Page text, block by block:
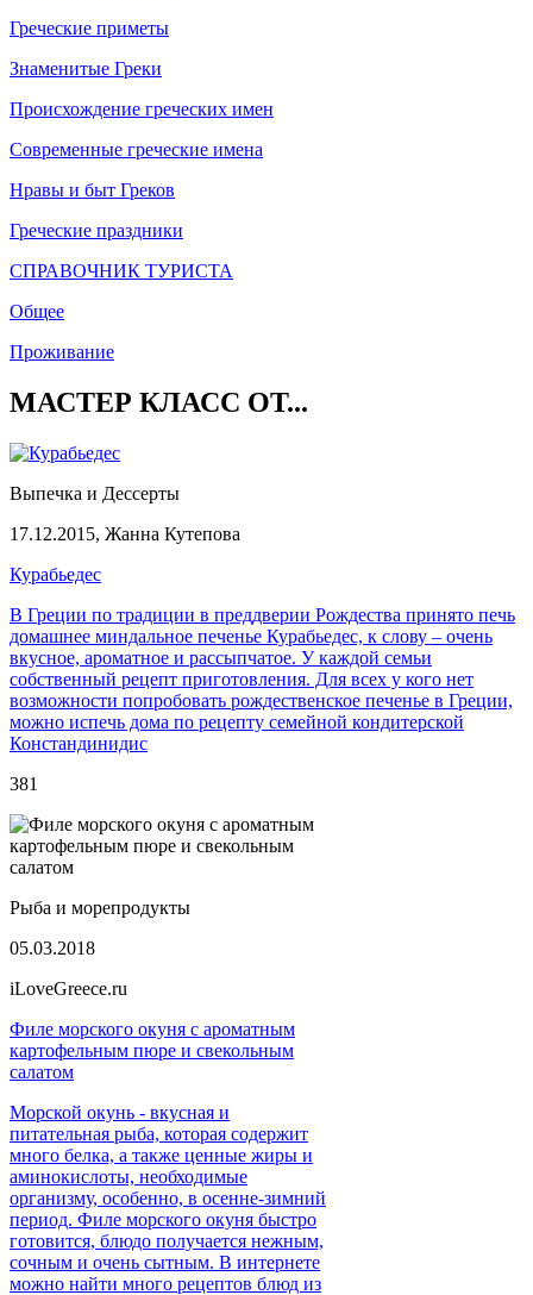
Греческие приметы
Знаменитые Греки
Происхождение греческих имен
Современные греческие имена
Нравы и быт Греков
Греческие праздники
СПРАВОЧНИК ТУРИСТА
Общее
Проживание
МАСТЕР КЛАСС ОТ...
Выпечка и Дессерты
17.12.2015, Жанна Кутепова
Курабьедес
В Греции по традиции в преддверии Рождества принято печь
домашнее миндальное печенье Курабьедес, к слову – очень
вкусное, ароматное и рассыпчатое. У каждой семьи
собственный рецепт приготовления. Для всех у кого нет
возможности попробовать рождественское печенье в Греции,
можно испечь дома по рецепту семейной кондитерской
Констандинидис
381
Рыба и морепродукты
05.03.2018
iLoveGreece.ru
Филе морского окуня с ароматным
картофельным пюре и свекольным
салатом
Морской окунь - вкусная и
питательная рыба, которая содержит
много белка, а также ценные жиры и
аминокислоты, необходимые
организму, особенно, в осенне-зимний
период. Филе морского окуня быстро
готовится, блюдо получается нежным,
сочным и очень сытным. В интернете
можно найти много рецептов блюд из